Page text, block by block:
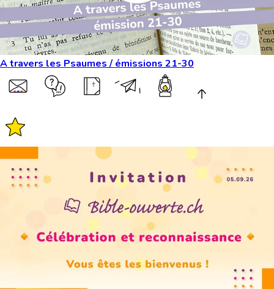
A travers les Psaumes / émissions 21-30